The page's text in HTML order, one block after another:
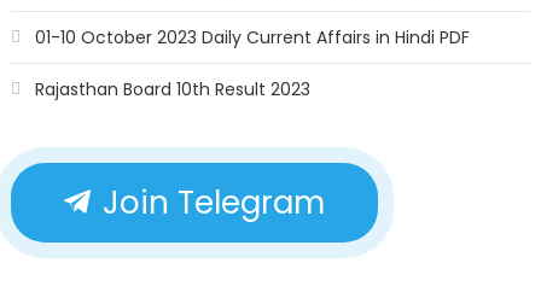
01-10 October 2023 Daily Current Affairs in Hindi PDF
Rajasthan Board 10th Result 2023
Join Telegram